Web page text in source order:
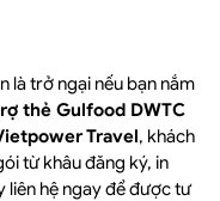
là trở ngại nếu bạn nắm
thẻ Gulfood DWTC
Travel, khách
từ khâu đăng ký, in
liên hệ ngay để được tư